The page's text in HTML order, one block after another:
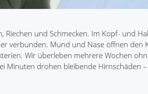
Riechen und Schmecken. Im Kopf- und
verbunden. Mund und Nase öffnen den
Wir überleben mehrere Wochen
Minuten drohen bleibende Hirnschäden